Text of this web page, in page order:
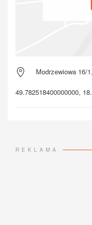
Modrzewiowa 16/
49.782518400000000,
REKLAMA